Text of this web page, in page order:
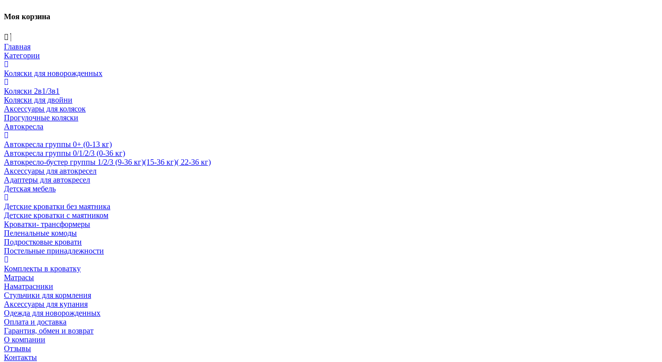
Моя корзина
Главная
Категории
Коляски для новорожденных
Коляски 2в1/3в1
Коляски для двойни
Аксессуары для колясок
Прогулочные коляски
Автокресла
Автокресла группы 0+ (0-13 кг)
Автокресла группы 0/1/2/3 (0-36 кг)
Автокресло-бустер группы 1/2/3 (9-36 кг)(15-36 кг)( 22-36 кг)
Аксессуары для автокресел
Адаптеры для автокресел
Детская мебель
Детские кроватки без маятника
Детские кроватки с маятником
Кроватки- трансформеры
Пеленальные комоды
Подростковые кровати
Постельные принадлежности
Комплекты в кроватку
Матрасы
Наматрасники
Стульчики для кормления
Аксессуары для купания
Одежда для новорожденных
Оплата и доставка
Гарантия, обмен и возврат
О компании
Отзывы
Контакты